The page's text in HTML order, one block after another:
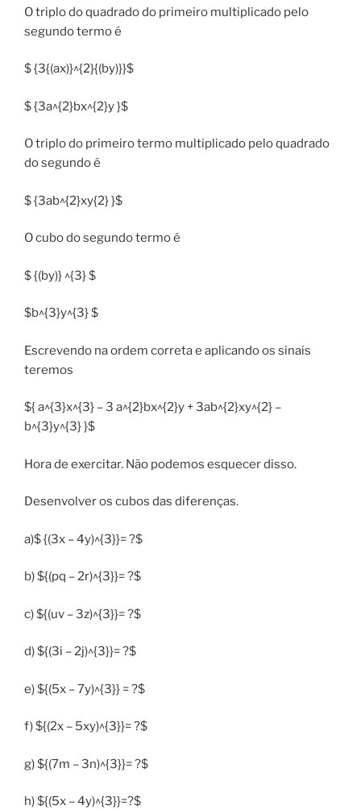
O triplo do quadrado do primeiro multiplicado pelo
segundo termo é
$ {3{(ax)}^{2}{(by)}}$
$ {3a^{2}bx^{2}y }$
O triplo do primeiro termo multiplicado pelo quadrado
do segundo é
$ {3ab^{2}xy{2} }$
O cubo do segundo termo é
$ {(by)} ^{3} $
$b^{3}y^{3} $
Escrevendo na ordem correta e aplicando os sinais
teremos
${ a^{3}x^{3} – 3 a^{2}bx^{2}y + 3ab^{2}xy^{2} –
b^{3}y^{3} }$
Hora de exercitar. Não podemos esquecer disso.
Desenvolver os cubos das diferenças.
a)$ {(3x – 4y)^{3}}= ?$
b) ${(pq – 2r)^{3}}= ?$
c) ${(uv – 3z)^{3}}= ?$
d) ${(3i – 2j)^{3}}= ?$
e) ${(5x – 7y)^{3}} = ?$
f) ${(2x – 5xy)^{3}}= ?$
g) ${(7m – 3n)^{3}}= ?$
h) ${(5x – 4y)^{3}}=?$